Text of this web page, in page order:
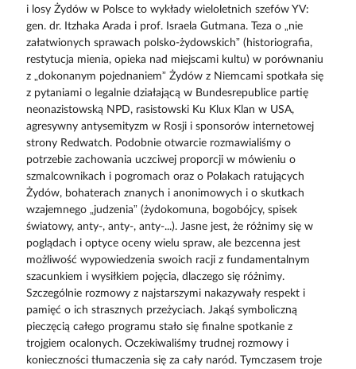
i losy Żydów w Polsce to wykłady wieloletnich szefów YV:
gen. dr. Itzhaka Arada i prof. Israela Gutmana. Teza o „nie
załatwionych sprawach polsko-żydowskich” (historiografia,
restytucja mienia, opieka nad miejscami kultu) w porównaniu
z „dokonanym pojednaniem” Żydów z Niemcami spotkała się
z pytaniami o legalnie działającą w Bundesrepublice partię
neonazistowską NPD, rasistowski Ku Klux Klan w USA,
agresywny antysemityzm w Rosji i sponsorów internetowej
strony Redwatch. Podobnie otwarcie rozmawialiśmy o
potrzebie zachowania uczciwej proporcji w mówieniu o
szmalcownikach i pogromach oraz o Polakach ratujących
Żydów, bohaterach znanych i anonimowych i o skutkach
wzajemnego „judzenia” (żydokomuna, bogobójcy, spisek
światowy, anty-, anty-, anty-...). Jasne jest, że różnimy się w
poglądach i optyce oceny wielu spraw, ale bezcenna jest
możliwość wypowiedzenia swoich racji z fundamentalnym
szacunkiem i wysiłkiem pojęcia, dlaczego się różnimy.
Szczególnie rozmowy z najstarszymi nakazywały respekt i
pamięć o ich strasznych przeżyciach. Jakąś symboliczną
pieczęcią całego programu stało się finalne spotkanie z
trojgiem ocalonych. Oczekiwaliśmy trudnej rozmowy i
konieczności tłumaczenia się za cały naród. Tymczasem troje